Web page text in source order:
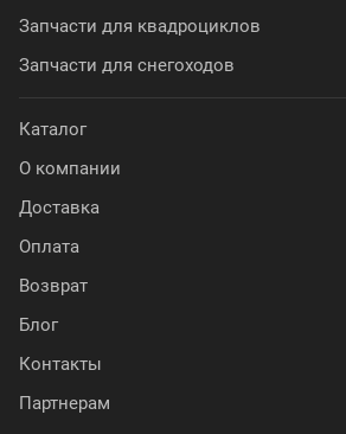
Запчасти для квадроциклов
Запчасти для снегоходов
Каталог
О компании
Доставка
Оплата
Возврат
Блог
Контакты
Партнерам